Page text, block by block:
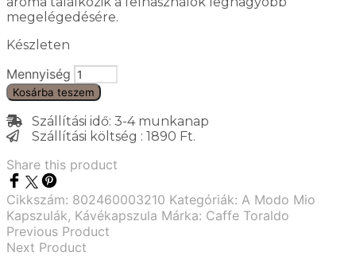
megelégedésére.
Készleten
Mennyiség
Kosárba teszem
Szállítási idő: 3-4 munkanap
Szállítási költség : 1890 Ft.
Share this product
Cikkszám: 802460003210 Kategóriák: A Modo Mio
Kapszulák, Kávékapszula Márka: Caffe Toraldo
Previous Product
Next Product